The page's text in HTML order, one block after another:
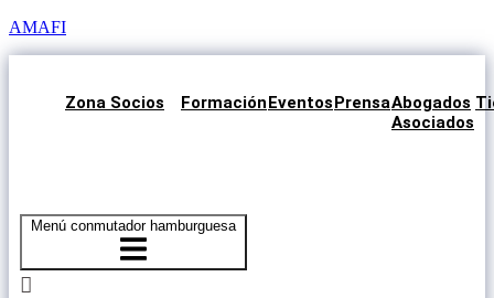
AMAFI
Zona Socios FormaciónEventosPrensaAbogados
Asociados
Menú conmutador hamburguesa